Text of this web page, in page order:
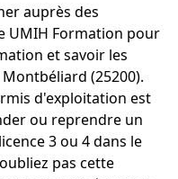
auprès des
UMIH Formation pour
et savoir les
(25200).
d'exploitation est
ou reprendre un
3 ou 4 dans le
pas cette